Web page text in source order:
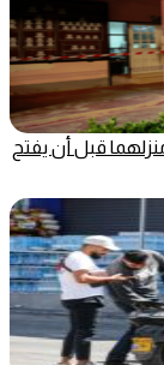
قبل أن يفتح